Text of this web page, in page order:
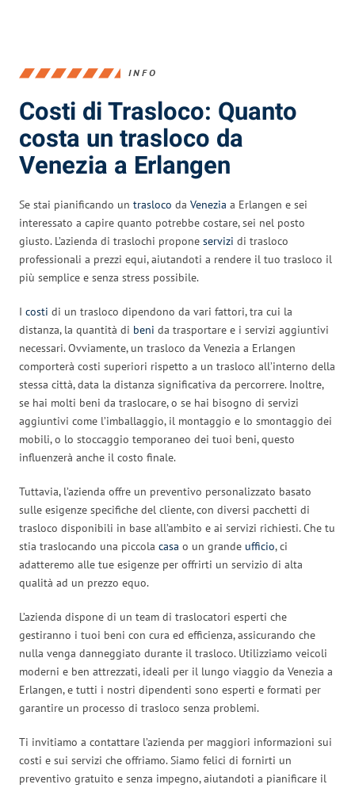
INFO
Costi di Trasloco: Quanto
costa un trasloco da
Venezia a Erlangen
Se stai pianificando un trasloco da Venezia a Erlangen e sei
interessato a capire quanto potrebbe costare, sei nel posto
giusto. L’azienda di traslochi propone servizi di trasloco
professionali a prezzi equi, aiutandoti a rendere il tuo trasloco il
più semplice e senza stress possibile.
I costi di un trasloco dipendono da vari fattori, tra cui la
distanza, la quantità di beni da trasportare e i servizi aggiuntivi
necessari. Ovviamente, un trasloco da Venezia a Erlangen
comporterà costi superiori rispetto a un trasloco all’interno della
stessa città, data la distanza significativa da percorrere. Inoltre,
se hai molti beni da traslocare, o se hai bisogno di servizi
aggiuntivi come l’imballaggio, il montaggio e lo smontaggio dei
mobili, o lo stoccaggio temporaneo dei tuoi beni, questo
influenzerà anche il costo finale.
Tuttavia, l’azienda offre un preventivo personalizzato basato
sulle esigenze specifiche del cliente, con diversi pacchetti di
trasloco disponibili in base all’ambito e ai servizi richiesti. Che tu
stia traslocando una piccola casa o un grande ufficio, ci
adatteremo alle tue esigenze per offrirti un servizio di alta
qualità ad un prezzo equo.
L’azienda dispone di un team di traslocatori esperti che
gestiranno i tuoi beni con cura ed efficienza, assicurando che
nulla venga danneggiato durante il trasloco. Utilizziamo veicoli
moderni e ben attrezzati, ideali per il lungo viaggio da Venezia a
Erlangen, e tutti i nostri dipendenti sono esperti e formati per
garantire un processo di trasloco senza problemi.
Ti invitiamo a contattare l’azienda per maggiori informazioni sui
costi e sui servizi che offriamo. Siamo felici di fornirti un
preventivo gratuito e senza impegno, aiutandoti a pianificare il